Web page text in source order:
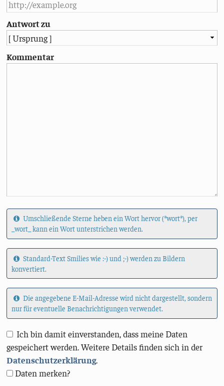
Antwort zu
Kommentar
Umschließende Sterne heben ein Wort hervor (*wort*), per
_wort_ kann ein Wort unterstrichen werden.
Standard-Text Smilies wie :-) und ;-) werden zu Bildern
konvertiert.
Die angegebene E-Mail-Adresse wird nicht dargestellt, sondern
nur für eventuelle Benachrichtigungen verwendet.
Ich bin damit einverstanden, dass meine Daten
gespeichert werden. Weitere Details finden sich in der
Datenschutzerklärung.
Daten merken?